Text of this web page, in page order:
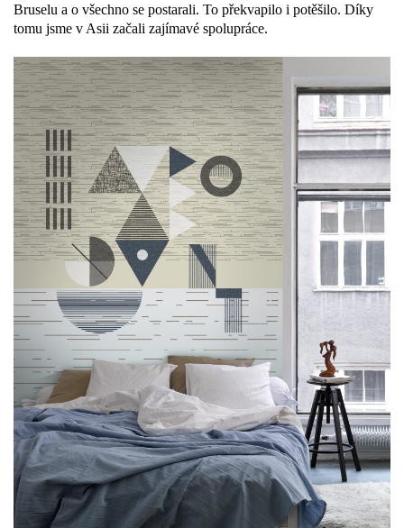
Bruselu a o všechno se postarali. To překvapilo i potěšilo. Díky
tomu jsme v Asii začali zajímavé spolupráce.